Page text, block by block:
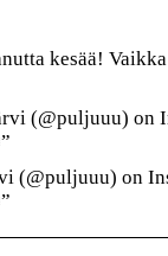
kesää!
(@puljuuu) on
(@puljuuu) on